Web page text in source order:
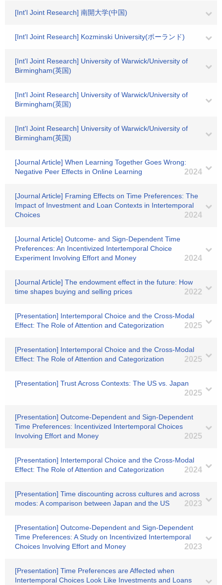
[Int'l Joint Research] 南開大学(中国)
[Int'l Joint Research] Kozminski University(ポーランド)
[Int'l Joint Research] University of Warwick/University of
Birmingham(英国)
[Int'l Joint Research] University of Warwick/University of
Birmingham(英国)
[Int'l Joint Research] University of Warwick/University of
Birmingham(英国)
[Journal Article] When Learning Together Goes Wrong:
Negative Peer Effects in Online Learning
2024
[Journal Article] Framing Effects on Time Preferences: The
Impact of Investment and Loan Contexts in Intertemporal
Choices
2024
[Journal Article] Outcome- and Sign-Dependent Time
Preferences: An Incentivized Intertemporal Choice
Experiment Involving Effort and Money
2024
[Journal Article] The endowment effect in the future: How
time shapes buying and selling prices
2022
[Presentation] Intertemporal Choice and the Cross-Modal
Effect: The Role of Attention and Categorization
2025
[Presentation] Intertemporal Choice and the Cross-Modal
Effect: The Role of Attention and Categorization
2025
[Presentation] Trust Across Contexts: The US vs. Japan
2025
[Presentation] Outcome-Dependent and Sign-Dependent
Time Preferences: Incentivized Intertemporal Choices
Involving Effort and Money
2025
[Presentation] Intertemporal Choice and the Cross-Modal
Effect: The Role of Attention and Categorization
2024
[Presentation] Time discounting across cultures and across
modes: A comparison between Japan and the US
2023
[Presentation] Outcome-Dependent and Sign-Dependent
Time Preferences: A Study on Incentivized Intertemporal
Choices Involving Effort and Money
2023
[Presentation] Time Preferences are Affected when
Intertemporal Choices Look Like Investments and Loans